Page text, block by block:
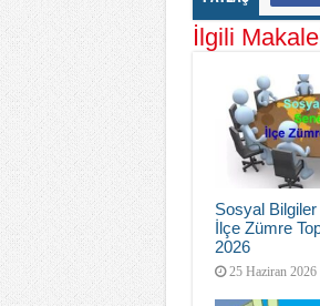
İlgili
Sosyal
İlçe Zümre
2026
25 Haziran 2026